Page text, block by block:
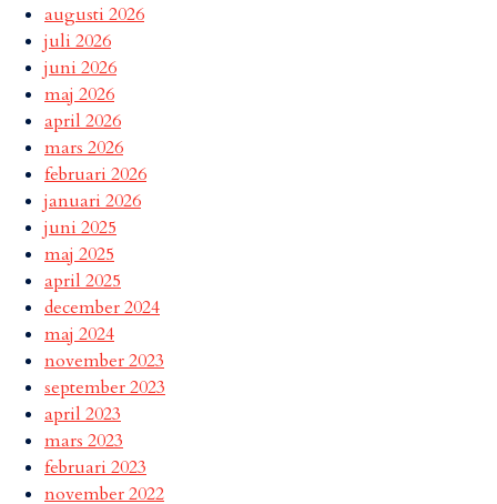
augusti 2026
juli 2026
juni 2026
maj 2026
april 2026
mars 2026
februari 2026
januari 2026
juni 2025
maj 2025
april 2025
december 2024
maj 2024
november 2023
september 2023
april 2023
mars 2023
februari 2023
november 2022